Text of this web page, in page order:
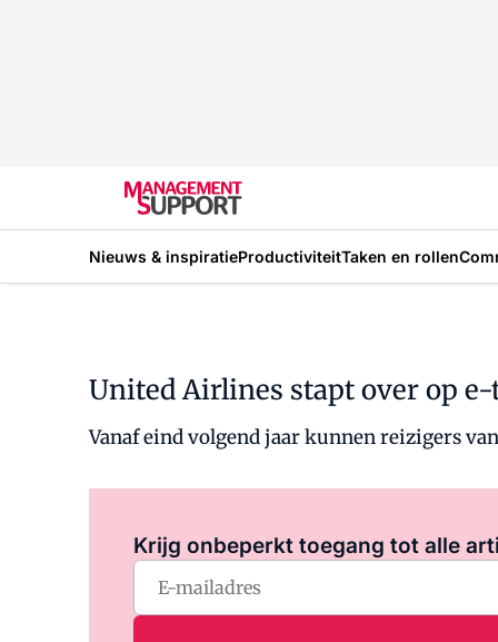
Nieuws & inspiratieProductiviteitTaken en rollen
United Airlines stapt over op
Vanaf eind volgend jaar kunnen reizigers
Krijg onbeperkt toegang tot alle